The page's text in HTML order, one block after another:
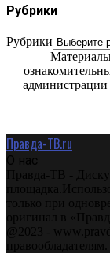
Рубрики
Рубрики
администрации
Правда-ТВ.ru
О нас
Правда-ТВ -
только при
оригинал в
@2023 -
правообладателям.